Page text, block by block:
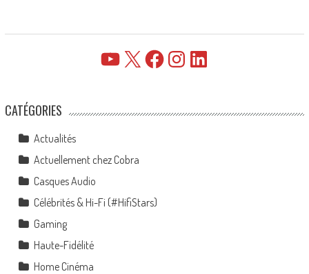
YouTube FacebookInstagramLinkedIn
CATÉGORIES
Actualités
Actuellement chez Cobra
Casques Audio
Célébrités & Hi-Fi (#HifiStars)
Gaming
Haute-Fidélité
Home Cinéma